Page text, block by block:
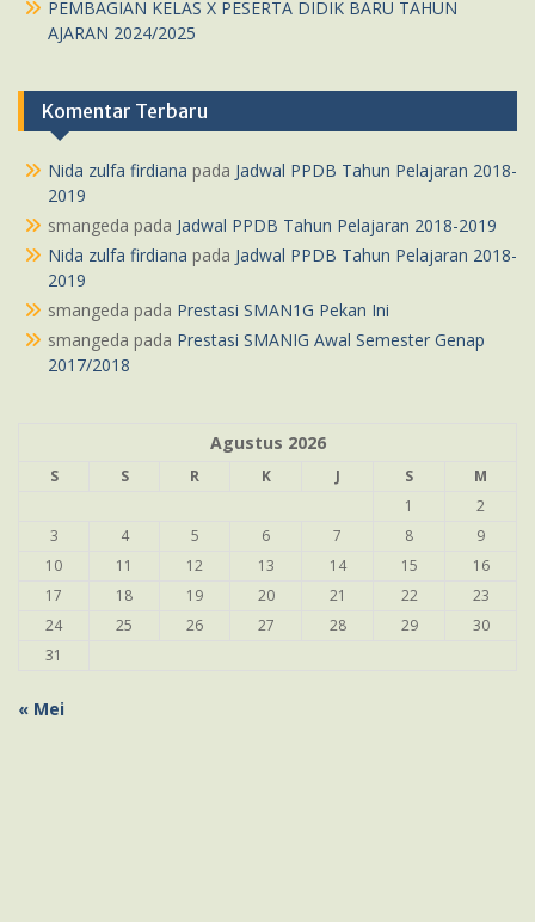
PEMBAGIAN KELAS X PESERTA DIDIK BARU TAHUN
AJARAN 2024/2025
Komentar Terbaru
Nida zulfa firdiana pada Jadwal PPDB Tahun Pelajaran 2018-
2019
smangeda pada Jadwal PPDB Tahun Pelajaran 2018-2019
Nida zulfa firdiana pada Jadwal PPDB Tahun Pelajaran 2018-
2019
smangeda pada Prestasi SMAN1G Pekan Ini
smangeda pada Prestasi SMANIG Awal Semester Genap
2017/2018
Agustus 2026
S S R K J S
M
1
2
3
4 5 6 7 8
9
10
11 12 13 14 15
16
17
18 19 20 21 22
23
24
25 26 27 28 29
30
31
« Mei